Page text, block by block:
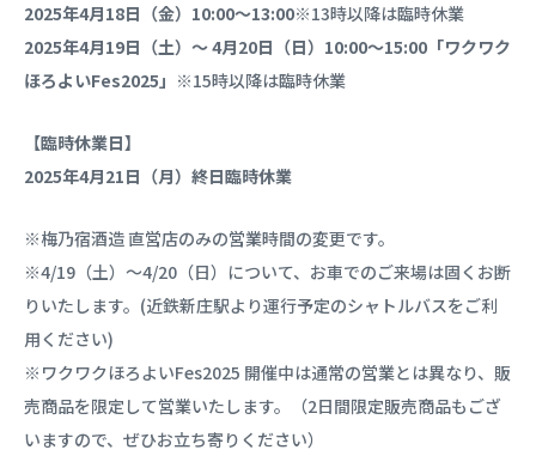
2025年4月18日（金）10:00～13:00※13時以降は臨時休業
2025年4月19日（土）～ 4月20日（日）10:00～15:00「ワクワク
ほろよいFes2025」 ※15時以降は臨時休業
【臨時休業日】
2025年4月21日（月）終日臨時休業
※梅乃宿酒造 直営店のみの営業時間の変更です。
※4/19（土）～4/20（日）について、お車でのご来場は固くお断
りいたします。(近鉄新庄駅より運行予定のシャトルバスをご利
用ください)
※ワクワクほろよいFes2025 開催中は通常の営業とは異なり、販
売商品を限定して営業いたします。（2日間限定販売商品もござ
いますので、ぜひお立ち寄りください）